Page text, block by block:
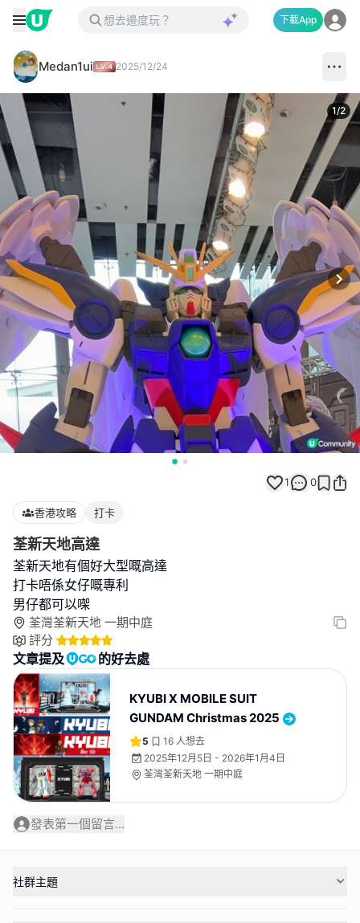
下載App
Medan1ui 2025/12/24
1/2
1 0
香港攻略 打卡
荃新天地高達
荃新天地有個好大型嘅高達
打卡唔係女仔嘅專利
男仔都可以㗎
荃灣荃新天地 一期中庭
評分
文章提及 的好去處
KYUBI X MOBILE SUIT
GUNDAM Christmas 2025
5 16 人想去
2025年12月5日 - 2026年1月4日
荃灣荃新天地 一期中庭
發表第一個留言...
社群主題